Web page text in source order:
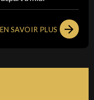
EN SAVOIR PLUS